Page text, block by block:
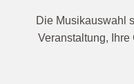
Die Musikauswahl
Veranstaltung, Ihre